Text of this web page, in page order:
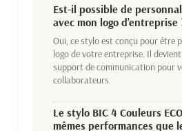
Est-il possible de
avec mon logo d'entreprise
Oui, ce stylo est conçu pour être
logo de votre entreprise. Il
support de communication pour
collaborateurs.
Le stylo BIC 4 Couleurs
mêmes performances que